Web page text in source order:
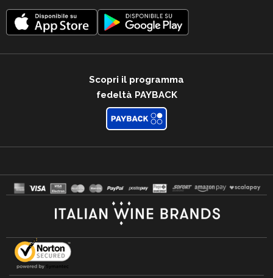
Scopri il programma
fedeltà PAYBACK